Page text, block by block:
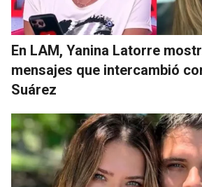
En LAM, Yanina Latorre
mensajes que intercambió
Suárez